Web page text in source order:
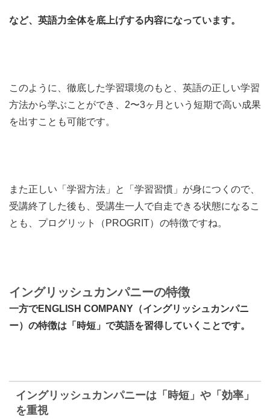
など、英語力全体を底上げする内容になっています。
このように、徹底した学習環境のもと、英語の正しい学習
方法から学ぶことができ、2〜3ヶ月という短期で高い成果
を出すことも可能です。
また正しい「学習方法」と「学習習慣」が身につくので、
受講終了した後も、受講生一人で自走できる状態になるこ
とも、プログリット（PROGRIT） の特徴ですね。
イングリッシュカンパニーの特徴
一方でENGLISH COMPANY（イングリッシュカンパニ
ー）の特徴は「時短」で英語を習得していくことです。
イングリッシュカンパニーは「時短」や「効率」
を重視